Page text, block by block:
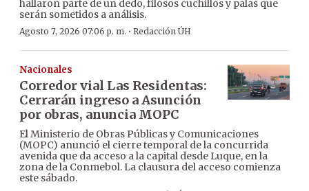
hallaron parte de un dedo, filosos cuchillos y palas que
serán sometidos a análisis.
Agosto 7, 2026 07:06 p. m. · Redacción ÚH
Nacionales
Corredor vial Las Residentas:
Cerrarán ingreso a Asunción
por obras, anuncia MOPC
El Ministerio de Obras Públicas y Comunicaciones
(MOPC) anunció el cierre temporal de la concurrida
avenida que da acceso a la capital desde Luque, en la
zona de la Conmebol. La clausura del acceso comienza
este sábado.